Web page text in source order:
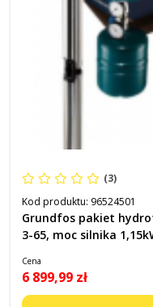
(3)
Kod produktu: 96524501
Grundfos pakiet
3-65, moc silnika
Cena
6 899,99 zł